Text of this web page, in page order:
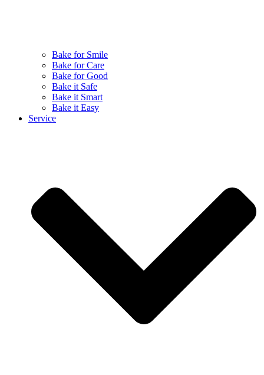
Bake for Smile
Bake for Care
Bake for Good
Bake it Safe
Bake it Smart
Bake it Easy
Service